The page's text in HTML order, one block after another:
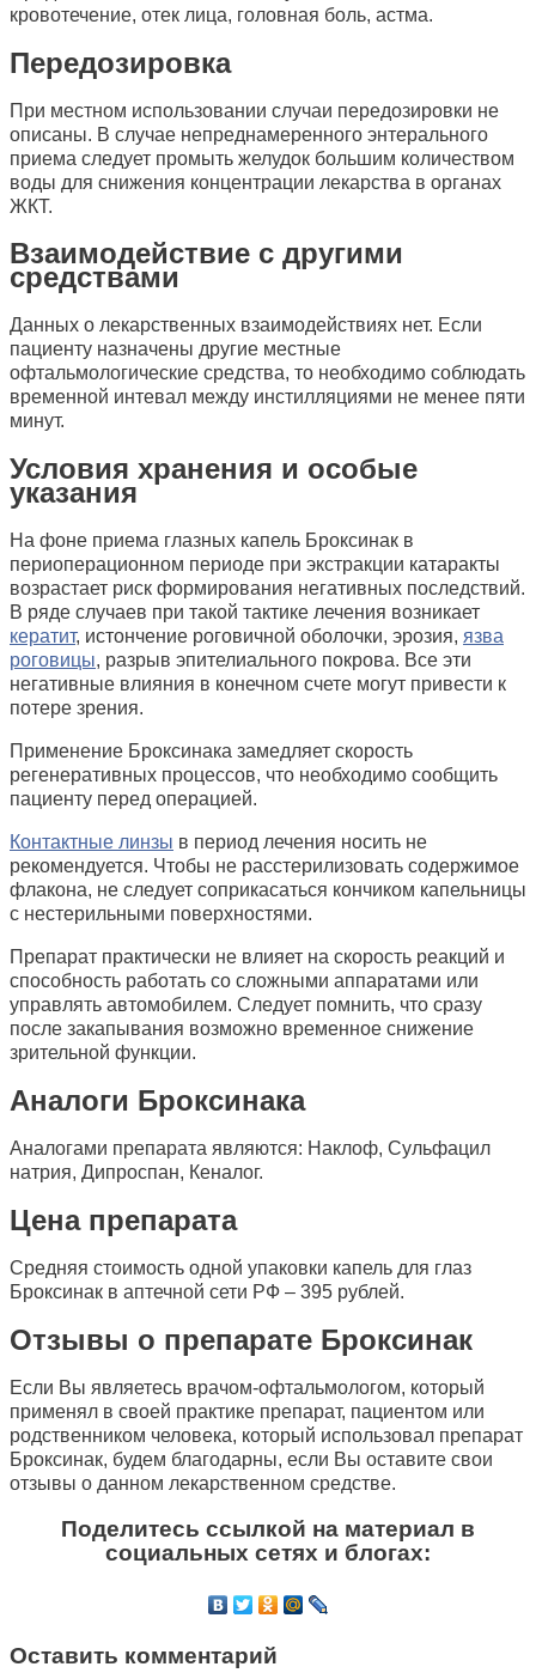
кровотечение, отек лица, головная боль, астма.
Передозировка
При местном использовании случаи передозировки не
описаны. В случае непреднамеренного энтерального
приема следует промыть желудок большим количеством
воды для снижения концентрации лекарства в органах
ЖКТ.
Взаимодействие с другими
средствами
Данных о лекарственных взаимодействиях нет. Если
пациенту назначены другие местные
офтальмологические средства, то необходимо соблюдать
временной интевал между инстилляциями не менее пяти
минут.
Условия хранения и особые
указания
На фоне приема глазных капель Броксинак в
периоперационном периоде при экстракции катаракты
возрастает риск формирования негативных последствий.
В ряде случаев при такой тактике лечения возникает
кератит, истончение роговичной оболочки, эрозия, язва
роговицы, разрыв эпителиального покрова. Все эти
негативные влияния в конечном счете могут привести к
потере зрения.
Применение Броксинака замедляет скорость
регенеративных процессов, что необходимо сообщить
пациенту перед операцией.
Контактные линзы в период лечения носить не
рекомендуется. Чтобы не расстерилизовать содержимое
флакона, не следует соприкасаться кончиком капельницы
с нестерильными поверхностями.
Препарат практически не влияет на скорость реакций и
способность работать со сложными аппаратами или
управлять автомобилем. Следует помнить, что сразу
после закапывания возможно временное снижение
зрительной функции.
Аналоги Броксинака
Аналогами препарата являются: Наклоф, Сульфацил
натрия, Дипроспан, Кеналог.
Цена препарата
Средняя стоимость одной упаковки капель для глаз
Броксинак в аптечной сети РФ – 395 рублей.
Отзывы о препарате Броксинак
Если Вы являетесь врачом-офтальмологом, который
применял в своей практике препарат, пациентом или
родственником человека, который использовал препарат
Броксинак, будем благодарны, если Вы оставите свои
отзывы о данном лекарственном средстве.
Поделитесь ссылкой на материал в
социальных сетях и блогах:
Оставить комментарий